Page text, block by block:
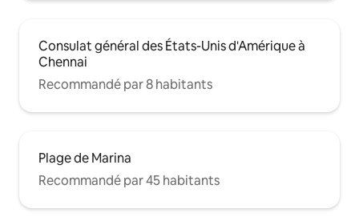
Consulat général des États-Unis d'Amérique à
Chennai
Recommandé par 8 habitants
Plage de Marina
Recommandé par 45 habitants